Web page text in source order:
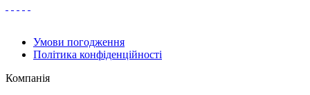
Умови погодження
Політика конфіденційності
Компанія